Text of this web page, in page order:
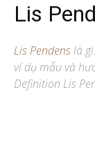
Lis
Lis Pendenslà
ví dụ mẫu và
Definition Lis